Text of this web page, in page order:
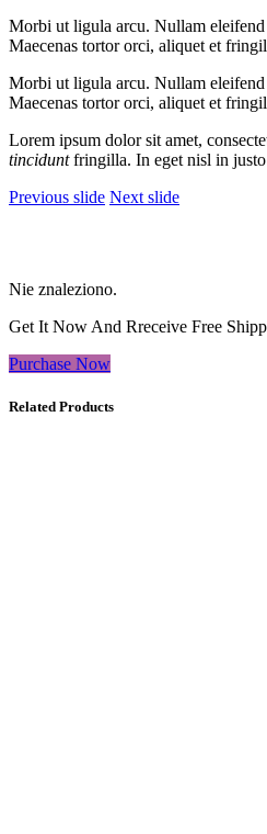
Morbi ut ligula arcu. Nullam eleifend
Maecenas tortor orci, aliquet et
Morbi ut ligula arcu. Nullam eleifend
Maecenas tortor orci, aliquet et
Lorem ipsum dolor sit amet,
tinciduntfringilla. In eget nisl in justo
Previous slide Next slide
Nie znaleziono.
Get It Now And Rreceive Free
Purchase Now
Related Products